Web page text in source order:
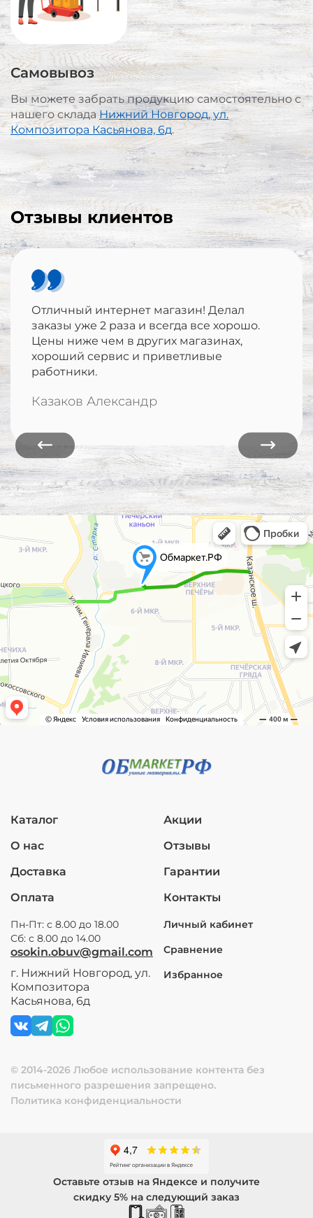
Самовывоз
Вы можете забрать продукцию самостоятельно с
нашего склада Нижний Новгород, ул.
Композитора Касьянова, 6д.
Отзывы клиентов
Отличный интернет магазин! Делал
заказы уже 2 раза и всегда все хорошо.
Цены ниже чем в других магазинах,
хороший сервис и приветливые
работники.
Казаков Александр
Каталог
О нас
Доставка
Оплата
Акции
Отзывы
Гарантии
Контакты
Пн-Пт: с 8.00 до 18.00
Сб: с 8.00 до 14.00
osokin.obuv@gmail.com
г. Нижний Новгород, ул.
Композитора
Касьянова, 6д
Личный кабинет
Сравнение
Избранное
© 2014-2026 Любое использование контента без
письменного разрешения запрещено.
Политика конфиденциальности
Оставьте отзыв на Яндексе и получите
скидку 5% на следующий заказ